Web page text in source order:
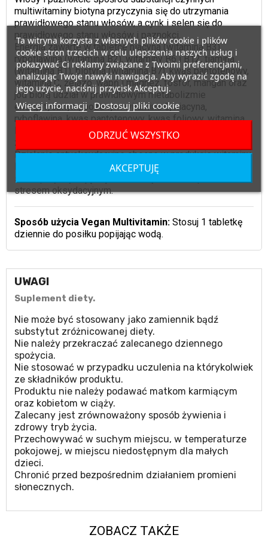
multiwitaminy biotyna przyczynia się do utrzymania
prawidłowego stanu włosów, a cynk i selen się do
prawidłowego stanu włosów i paznokci.
Energia zawarte w tabletce niacyna (witamina B3),
ryboflawina (witamina B2), witaminy B6 i B12, tiamina
(witamina B1), biotyna (witamina B7), kwas pantotenowy,
witamina C, żelazo, wapń i magnez, fosfor, mangan oraz
jod biorą udział w prawidłowym metabolizmie
energetycznym, poza tym witamina C, niacyna,
ryboflawina, kwas pantotenowy, kwas foliowy, witamina
B6, witamina B12, magnez i żelazo przyczyniają się do
zmniejszenia zmęczenia i wyczerpania.
Działanie antyoksydacyjne obecne w produkcie witaminy
E oraz C, ryboflawina (witamina B2), cynk, mangan oraz
selen przyczyniają się do ochrony komórek przed
stresem oksydacyjnym.
Sposób użycia Vegan Multivitamin: Stosuj 1 tabletkę
dziennie do posiłku popijając wodą.
UWAGI
Suplement diety.
Nie może być stosowany jako zamiennik bądź
substytut zróżnicowanej diety.
Nie należy przekraczać zalecanego dziennego
spożycia.
Nie stosować w przypadku uczulenia na którykolwiek
ze składników produktu.
Produktu nie należy podawać matkom karmiącym
oraz kobietom w ciąży.
Zalecany jest zrównoważony sposób żywienia i
zdrowy tryb życia.
Przechowywać w suchym miejscu, w temperaturze
pokojowej, w miejscu niedostępnym dla małych
dzieci.
Chronić przed bezpośrednim działaniem promieni
słonecznych.
ZOBACZ TAKŻE
Ta witryna korzysta z własnych plików cookie i plików
cookie stron trzecich w celu ulepszenia naszych usług i
pokazywać Ci reklamy związane z Twoimi preferencjami,
analizując Twoje nawyki nawigacja. Aby wyrazić zgodę na
jego użycie, naciśnij przycisk Akceptuj.
Więcej informacji Dostosuj pliki cookie
ODRZUĆ WSZYSTKO
AKCEPTUJĘ